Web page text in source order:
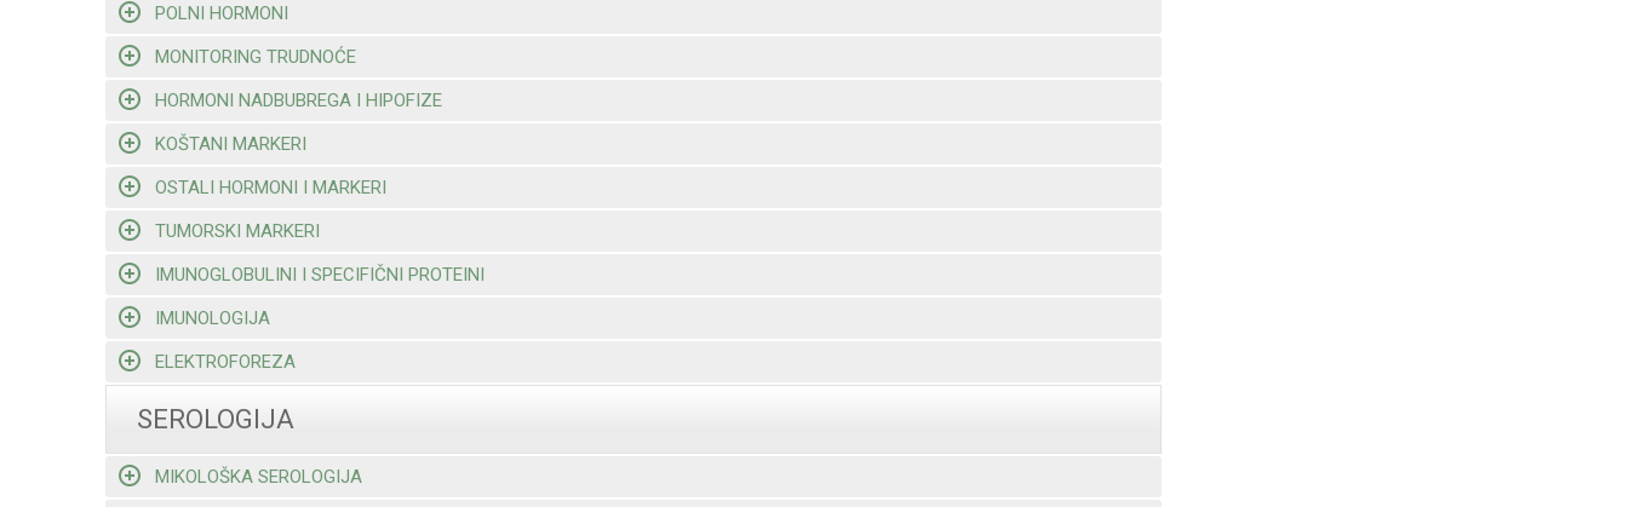
POLNI HORMONI
MONITORING TRUDNOĆE
HORMONI NADBUBREGA I HIPOFIZE
KOŠTANI MARKERI
OSTALI HORMONI I MARKERI
TUMORSKI MARKERI
IMUNOGLOBULINI I SPECIFIČNI PROTEINI
IMUNOLOGIJA
ELEKTROFOREZA
SEROLOGIJA
MIKOLOŠKA SEROLOGIJA